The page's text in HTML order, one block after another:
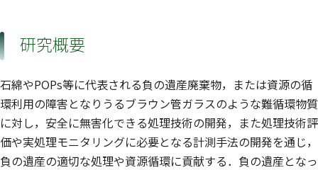
研究概要
石綿やPOPs等に代表される負の遺産廃棄物，または資源の循
環利用の障害となりうるブラウン管ガラスのような難循環物質
に対し，安全に無害化できる処理技術の開発，また処理技術評
価や実処理モニタリングに必要となる計測手法の開発を通じ，
負の遺産の適切な処理や資源循環に貢献する．負の遺産となっ